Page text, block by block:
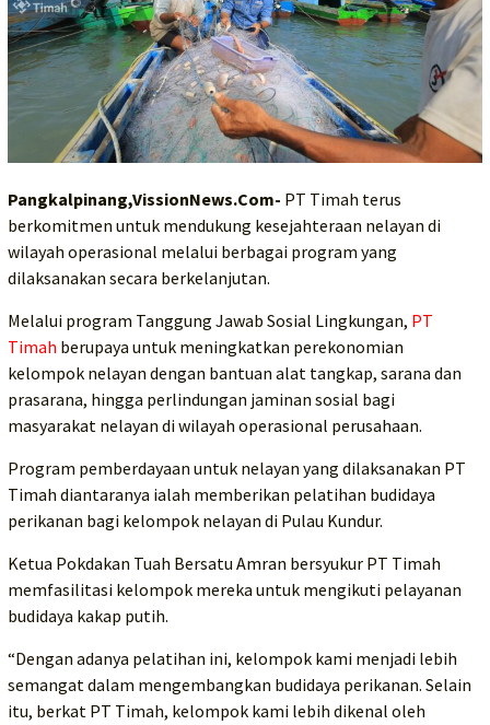
Pangkalpinang,VissionNews.Com- PT Timah terus
berkomitmen untuk mendukung kesejahteraan nelayan di
wilayah operasional melalui berbagai program yang
dilaksanakan secara berkelanjutan.
Melalui program Tanggung Jawab Sosial Lingkungan, PT
Timah berupaya untuk meningkatkan perekonomian
kelompok nelayan dengan bantuan alat tangkap, sarana dan
prasarana, hingga perlindungan jaminan sosial bagi
masyarakat nelayan di wilayah operasional perusahaan.
Program pemberdayaan untuk nelayan yang dilaksanakan PT
Timah diantaranya ialah memberikan pelatihan budidaya
perikanan bagi kelompok nelayan di Pulau Kundur.
Ketua Pokdakan Tuah Bersatu Amran bersyukur PT Timah
memfasilitasi kelompok mereka untuk mengikuti pelayanan
budidaya kakap putih.
“Dengan adanya pelatihan ini, kelompok kami menjadi lebih
semangat dalam mengembangkan budidaya perikanan. Selain
itu, berkat PT Timah, kelompok kami lebih dikenal oleh